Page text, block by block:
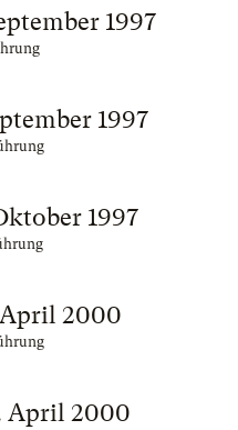
1997
1997
1997
April 2000
April 2000